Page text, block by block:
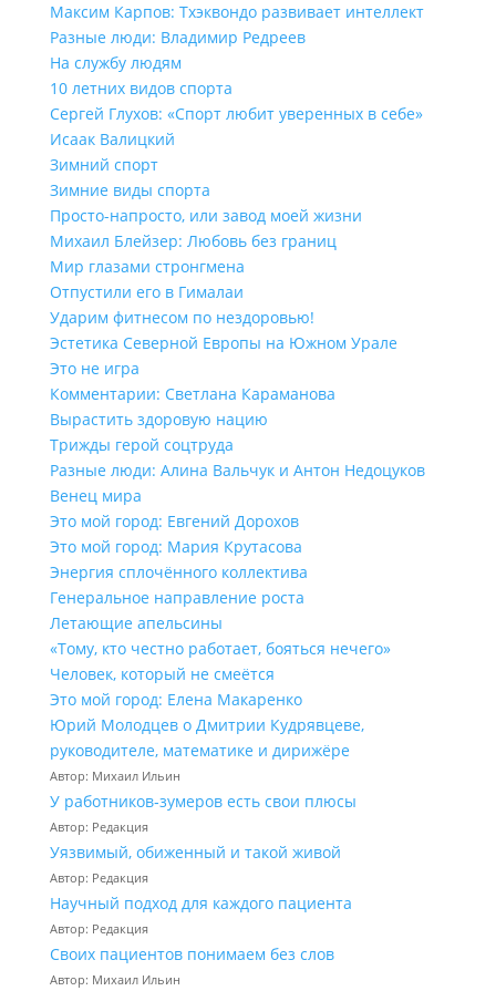
Максим Карпов: Тхэквондо развивает интеллект
Разные люди: Владимир Редреев
На службу людям
10 летних видов спорта
Сергей Глухов: «Спорт любит уверенных в себе»
Исаак Валицкий
Зимний спорт
Зимние виды спорта
Просто-напросто, или завод моей жизни
Михаил Блейзер: Любовь без границ
Мир глазами стронгмена
Отпустили его в Гималаи
Ударим фитнесом по нездоровью!
Эстетика Северной Европы на Южном Урале
Это не игра
Комментарии: Светлана Караманова
Вырастить здоровую нацию
Трижды герой соцтруда
Разные люди: Алина Вальчук и Антон Недоцуков
Венец мира
Это мой город: Евгений Дорохов
Это мой город: Мария Крутасова
Энергия сплочённого коллектива
Генеральное направление роста
Летающие апельсины
«Тому, кто честно работает, бояться нечего»
Человек, который не смеётся
Это мой город: Елена Макаренко
Юрий Молодцев о Дмитрии Кудрявцеве,
руководителе, математике и дирижёре
Автор: Михаил Ильин
У работников‑зумеров есть свои плюсы
Автор: Редакция
Уязвимый, обиженный и такой живой
Автор: Редакция
Научный подход для каждого пациента
Автор: Редакция
Своих пациентов понимаем без слов
Автор: Михаил Ильин